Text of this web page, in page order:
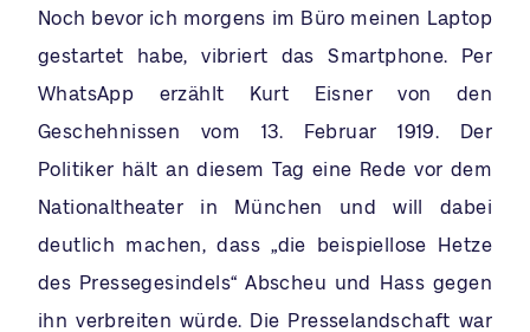
Noch bevor ich morgens im Büro meinen Laptop
gestartet habe, vibriert das Smartphone. Per
WhatsApp erzählt Kurt Eisner von den
Geschehnissen vom 13. Februar 1919. Der
Politiker hält an diesem Tag eine Rede vor dem
Nationaltheater in München und will dabei
deutlich machen, dass „die beispiellose Hetze
des Pressegesindels“ Abscheu und Hass gegen
ihn verbreiten würde. Die Presselandschaft war